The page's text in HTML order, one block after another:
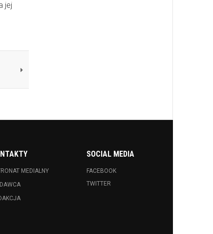
jej
MEDIALNY
SOCIAL MEDIA
FACEBOOK
TWITTER